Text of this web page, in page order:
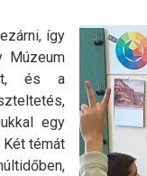
így
Múzeum
és a
egy
témát